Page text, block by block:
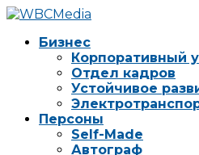
Бизнес
Корпоративный
Отдел кадров
Устойчивое
Персоны
Self-Made
Автограф